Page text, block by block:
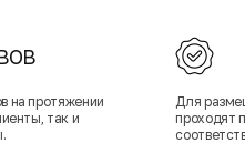
на протяжении
так и
Для
проходят